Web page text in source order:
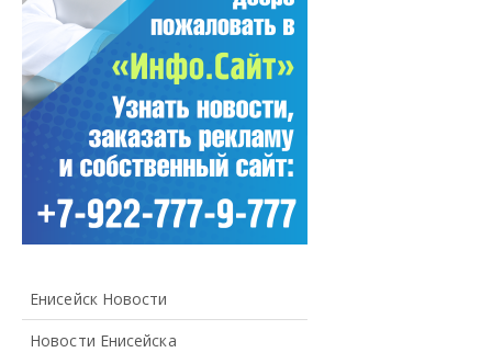
Енисейск Новости
Новости Енисейска